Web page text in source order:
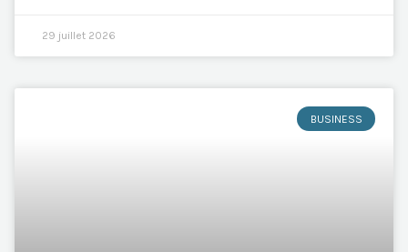
29 juillet 2026
BUSINESS